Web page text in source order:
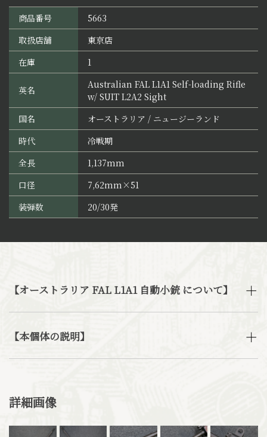
商品番号
5663
取扱店舗
東京店
在庫
1
英名
Australian FAL L1A1 Self-loading Rifle
w/ SUIT L2A2 Sight
国名
オーストラリア / ニュージーランド
時代
冷戦期
全長
1,137mm
口径
7,62mm×51
装弾数
20/30発
【オーストラリア FAL L1A1 自動小銃 について】
【本個体の説明】
詳細画像